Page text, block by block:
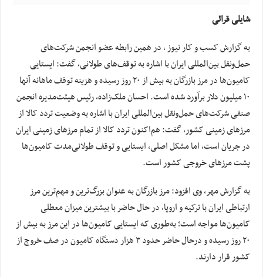
شایلی قرائی
به گزارش کسب و کار نیوز ، در همین رابطه عضو انجمن شرکت‌های
حمل‌ونقل بین‌المللی ایران با اشاره به توقف‌های طولانی، گفت: ایستایی
کامیون‌ها در مرز بازرگان به بیش از ۲۰ روز رسیده و هزینه توقف ماهانه آنها
۱۰ میلیون دلار برآورد شده است. احسان ملک‌زاده، رئیس هیئت‌مدیره انجمن
صنفی شرکت‌های حمل‌ونقل بین‌المللی ایران با اشاره به وضعیت تردد کالا از
مرزهای زمینی کشور، گفت: هم‌اکنون تردد کالا از تمام مرزهای زمینی ایران
در جریان است، اما مشکل اصلی، ایستایی و توقف طولانی‌مدت کامیون‌ها
پشت مرزهای خروجی کشور است.
به گزارش مهر، وی افزود: مرز بازرگان به عنوان بزرگ‌ترین و مهم‌ترین مرز
ارتباطی ایران با ترکیه و اروپا، در حال حاضر با بیشترین میزان معطلی
کامیون‌ها مواجه است؛ به‌طوری که ایستایی کامیون‌ها در این مرز به بیش از
۲۰ روز رسیده و درحال حاضر حدود ۳ هزار دستگاه کامیون در صف خروج از
کشور قرار دارند.